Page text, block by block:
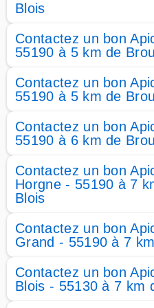
Blois
Contactez un bon
55190 à 5 km de
Contactez un bon
55190 à 5 km de
Contactez un bon
55190 à 6 km de
Contactez un bon
Horgne - 55190 à 7
Blois
Contactez un bon
Grand - 55190 à 7
Contactez un bon
Blois - 55130 à 7 km